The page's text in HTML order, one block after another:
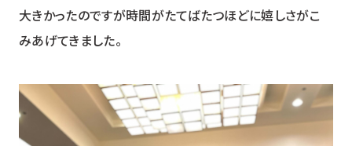
大きかったのですが時間がたてばたつほどに嬉しさがこ
みあげてきました。